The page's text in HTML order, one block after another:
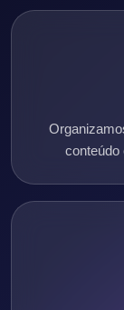
conteúdo